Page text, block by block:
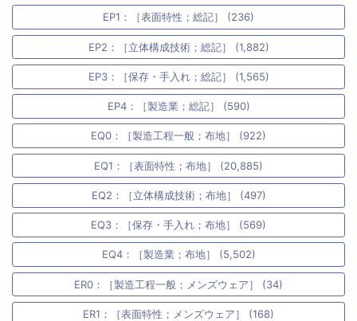
EP1：［表面特性；総記］ (236)
EP2：［立体構成技術；総記］ (1,882)
EP3：［保存・手入れ；総記］ (1,565)
EP4：［製造業；総記］ (590)
EQ0：［製造工程一般；布地］ (922)
EQ1：［表面特性；布地］ (20,885)
EQ2：［立体構成技術；布地］ (497)
EQ3：［保存・手入れ；布地］ (569)
EQ4：［製造業；布地］ (5,502)
ER0：［製造工程一般；メンズウェア］ (34)
ER1：［表面特性；メンズウェア］ (168)